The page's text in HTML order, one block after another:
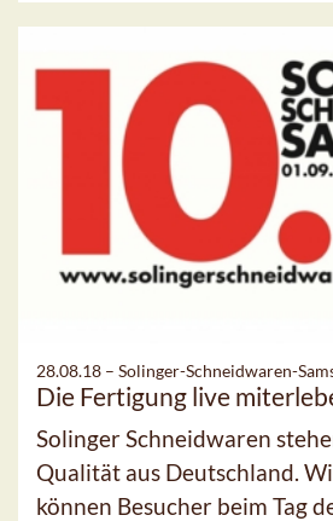
28.08.18 – Solinger-Schneidwaren-
Die Fertigung live
Solinger Schneidwaren
Qualität aus Deutschland.
können Besucher beim Tag